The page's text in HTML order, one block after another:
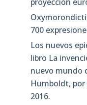
700
Los nuevos
libro La
nuevo mundo
Humboldt, por
2016.